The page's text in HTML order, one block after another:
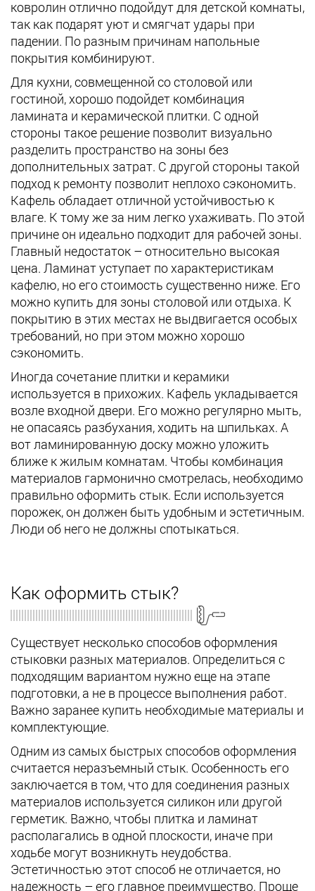
ковролин отлично подойдут для детской комнаты,
так как подарят уют и смягчат удары при
падении. По разным причинам напольные
покрытия комбинируют.
Для кухни, совмещенной со столовой или
гостиной, хорошо подойдет комбинация
ламината и керамической плитки. С одной
стороны такое решение позволит визуально
разделить пространство на зоны без
дополнительных затрат. С другой стороны такой
подход к ремонту позволит неплохо сэкономить.
Кафель обладает отличной устойчивостью к
влаге. К тому же за ним легко ухаживать. По этой
причине он идеально подходит для рабочей зоны.
Главный недостаток – относительно высокая
цена. Ламинат уступает по характеристикам
кафелю, но его стоимость существенно ниже. Его
можно купить для зоны столовой или отдыха. К
покрытию в этих местах не выдвигается особых
требований, но при этом можно хорошо
сэкономить.
Иногда сочетание плитки и керамики
используется в прихожих. Кафель укладывается
возле входной двери. Его можно регулярно мыть,
не опасаясь разбухания, ходить на шпильках. А
вот ламинированную доску можно уложить
ближе к жилым комнатам. Чтобы комбинация
материалов гармонично смотрелась, необходимо
правильно оформить стык. Если используется
порожек, он должен быть удобным и эстетичным.
Люди об него не должны спотыкаться.
Как оформить стык?
Существует несколько способов оформления
стыковки разных материалов. Определиться с
подходящим вариантом нужно еще на этапе
подготовки, а не в процессе выполнения работ.
Важно заранее купить необходимые материалы и
комплектующие.
Одним из самых быстрых способов оформления
считается неразъемный стык. Особенность его
заключается в том, что для соединения разных
материалов используется силикон или другой
герметик. Важно, чтобы плитка и ламинат
располагались в одной плоскости, иначе при
ходьбе могут возникнуть неудобства.
Эстетичностью этот способ не отличается, но
надежность – его главное преимущество. Проще